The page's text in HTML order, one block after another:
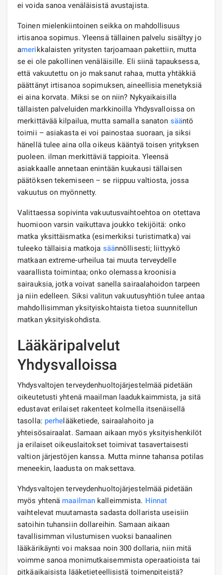
ei voida sanoa venäläisistä avustajista.
Toinen mielenkiintoinen seikka on mahdollisuus
irtisanoa sopimus. Yleensä tällainen palvelu sisältyy jo
amerikkalaisten yritysten tarjoamaan pakettiin, mutta
se ei ole pakollinen venäläisille. Eli siinä tapauksessa,
että vakuutettu on jo maksanut rahaa, mutta yhtäkkiä
päättänyt irtisanoa sopimuksen, aineellisia menetyksiä
ei aina korvata. Miksi se on niin? Nykyaikaisilla
tällaisten palveluiden markkinoilla Yhdysvalloissa on
merkittävää kilpailua, mutta samalla sanaton sääntö
toimii – asiakasta ei voi painostaa suoraan, ja siksi
hänellä tulee aina olla oikeus kääntyä toisen yrityksen
puoleen. ilman merkittäviä tappioita. Yleensä
asiakkaalle annetaan enintään kuukausi tällaisen
päätöksen tekemiseen – se riippuu valtiosta, jossa
vakuutus on myönnetty.
Valittaessa sopivinta vakuutusvaihtoehtoa on otettava
huomioon varsin vaikuttava joukko tekijöitä: onko
matka yksittäismatka (esimerkiksi turistimatka) vai
tuleeko tällaisia ​​matkoja säännöllisesti; liittyykö
matkaan extreme-urheilua tai muuta terveydelle
vaarallista toimintaa; onko olemassa kroonisia
sairauksia, jotka voivat sanella sairaalahoidon tarpeen
ja niin edelleen. Siksi valitun vakuutusyhtiön tulee antaa
mahdollisimman yksityiskohtaista tietoa suunnitellun
matkan yksityiskohdista.
Lääkäripalvelut
Yhdysvalloissa
Yhdysvaltojen terveydenhuoltojärjestelmää pidetään
oikeutetusti yhtenä maailman laadukkaimmista, ja sitä
edustavat erilaiset rakenteet kolmella itsenäisellä
tasolla: perhelääketiede, sairaalahoito ja
yhteisösairaalat. Samaan aikaan myös yksityishenkilöt
ja erilaiset oikeuslaitokset toimivat tasavertaisesti
valtion järjestöjen kanssa. Mutta minne tahansa potilas
meneekin, laadusta on maksettava.
Yhdysvaltojen terveydenhuoltojärjestelmää pidetään
myös yhtenä maailman kalleimmista. Hinnat
vaihtelevat muutamasta sadasta dollarista useisiin
satoihin tuhansiin dollareihin. Samaan aikaan
tavallisimman vilustumisen vuoksi banaalinen
lääkärikäynti voi maksaa noin 300 dollaria, niin mitä
voimme sanoa monimutkaisemmista operaatioista tai
pitkäaikaisista lääketieteellisistä toimenpiteistä?